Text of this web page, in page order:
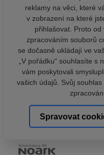
reklamy na věci, které
v zobrazení na které
přihlašovat. Proto
zpracováním souborů
se dočasně ukládají ve
„V pořádku“ souhlasíte s
vám poskytovali
vašich údajů. Svůj
Spravovat